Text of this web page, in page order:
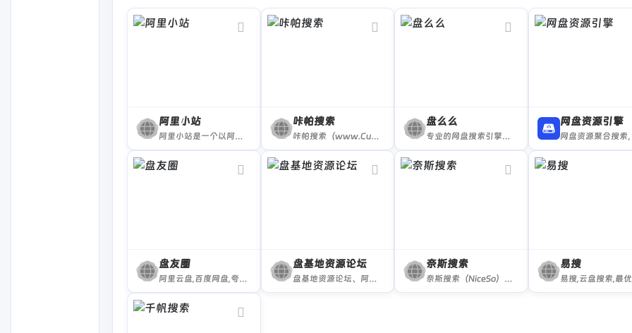
阿里小站
阿里小站是一个以阿里云盘资源共享为核心的社区平台，汇聚海量优质资源，包括影视、图片、书籍和软件等多种分类。用户自由分享热门4K影视资源及其他优质内容，打造“人人为我，我为人人”的共享资源社区。
咔帕搜索
咔帕搜索（www.CuppaSo.fun）是一个资源超丰富的夸克云盘资源搜索网站,咔帕搜索专注于收录全网夸克云盘资源，包括：影视资源、音乐资源、图片资源、电子书资源、软件资源、小说资源等等。只需要输入关键词即可搜索夸克云盘资源,直接提供夸克云盘分享链接,大家可以保存至自己的夸克云盘,或者直接下载。
盘么么
专业的网盘搜索引擎，上亿级的网盘资源下载
网盘资源引擎
盘友圈
阿里云盘,百度网盘,夸克网盘资源搜索工具
盘基地资源论坛
盘基地资源论坛、阿里云盘、资源、电影、音乐、书籍、软件、图片分享下载、网盘扩容福利码等。
奈斯搜索
奈斯搜索（NiceSo）是一个资源超丰富的网盘资源搜索网站，奈斯搜索专注于收录全网阿里云盘资源，包括：影视资源、音乐资源、图片资源、电子书资源、软件资源、小说资源等等。只需要输入关键词即可搜索全网阿里云盘资源，直接提供阿里云盘分享链接，大家可以保存至自己的阿里云盘或者直接下载。
易搜